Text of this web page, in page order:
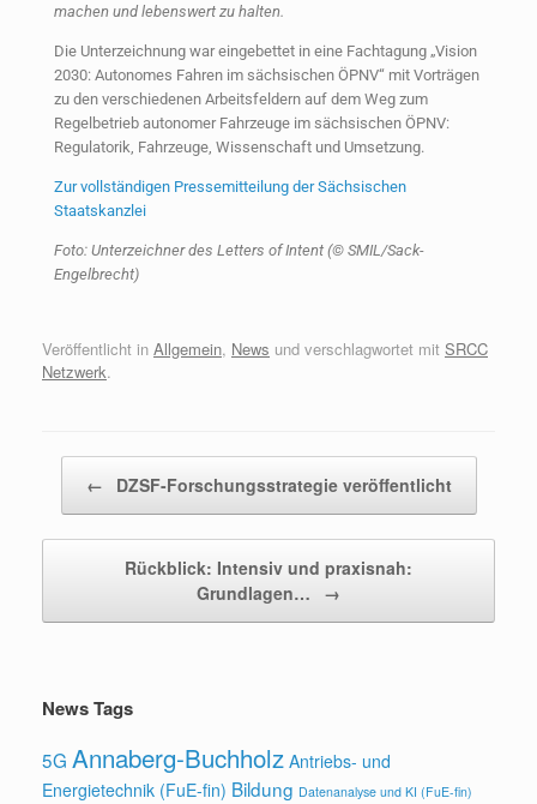
machen und lebenswert zu halten.
Die Unterzeichnung war eingebettet in eine Fachtagung „Vision
2030: Autonomes Fahren im sächsischen ÖPNV“ mit Vorträgen
zu den verschiedenen Arbeitsfeldern auf dem Weg zum
Regelbetrieb autonomer Fahrzeuge im sächsischen ÖPNV:
Regulatorik, Fahrzeuge, Wissenschaft und Umsetzung.
Zur vollständigen Pressemitteilung der Sächsischen
Staatskanzlei
Foto: Unterzeichner des Letters of Intent (© SMIL/Sack-
Engelbrecht)
Veröffentlicht in Allgemein, News und verschlagwortet mit SRCC
Netzwerk.
← DZSF-Forschungsstrategie veröffentlicht
Rückblick: Intensiv und praxisnah:
Grundlagen…
→
News Tags
5G Annaberg-Buchholz Antriebs- und
Energietechnik (FuE-fin) Bildung Datenanalyse und KI (FuE-fin)